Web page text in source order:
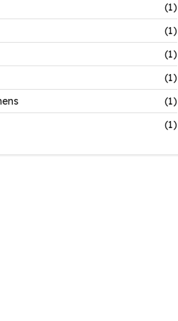
(1)
(1)
(1)
(1)
(1)
(1)